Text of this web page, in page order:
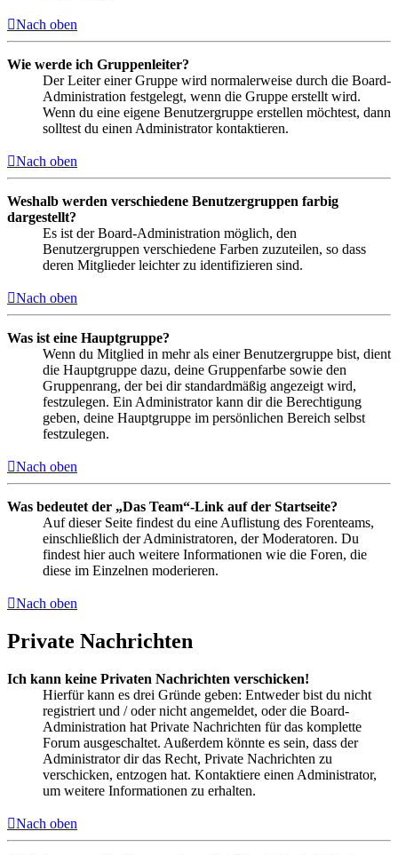
Nach oben
Wie werde ich Gruppenleiter?
Der Leiter einer Gruppe wird normalerweise durch die Board-
Administration festgelegt, wenn die Gruppe erstellt wird.
Wenn du eine eigene Benutzergruppe erstellen möchtest, dann
solltest du einen Administrator kontaktieren.
Nach oben
Weshalb werden verschiedene Benutzergruppen farbig
dargestellt?
Es ist der Board-Administration möglich, den
Benutzergruppen verschiedene Farben zuzuteilen, so dass
deren Mitglieder leichter zu identifizieren sind.
Nach oben
Was ist eine Hauptgruppe?
Wenn du Mitglied in mehr als einer Benutzergruppe bist, dient
die Hauptgruppe dazu, deine Gruppenfarbe sowie den
Gruppenrang, der bei dir standardmäßig angezeigt wird,
festzulegen. Ein Administrator kann dir die Berechtigung
geben, deine Hauptgruppe im persönlichen Bereich selbst
festzulegen.
Nach oben
Was bedeutet der „Das Team“-Link auf der Startseite?
Auf dieser Seite findest du eine Auflistung des Forenteams,
einschließlich der Administratoren, der Moderatoren. Du
findest hier auch weitere Informationen wie die Foren, die
diese im Einzelnen moderieren.
Nach oben
Private Nachrichten
Ich kann keine Privaten Nachrichten verschicken!
Hierfür kann es drei Gründe geben: Entweder bist du nicht
registriert und / oder nicht angemeldet, oder die Board-
Administration hat Private Nachrichten für das komplette
Forum ausgeschaltet. Außerdem könnte es sein, dass der
Administrator dir das Recht, Private Nachrichten zu
verschicken, entzogen hat. Kontaktiere einen Administrator,
um weitere Informationen zu erhalten.
Nach oben